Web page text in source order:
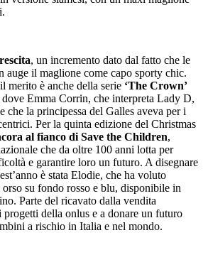
, un incremento dato dal fatto che le
auge il maglione come capo sporty chic.
merito è anche della serie ‘The Crown’
Emma Corrin, che interpreta Lady D,
che la principessa del Galles aveva per i
Per la quinta edizione del Christmas
al fianco di Save the Children,
che da oltre 100 anni lotta per
e garantire loro un futuro. A disegnare
è stata Elodie, che ha voluto
orso su fondo rosso e blu, disponibile in
Parte del ricavato dalla vendita
progetti della onlus e a donare un futuro
a rischio in Italia e nel mondo.